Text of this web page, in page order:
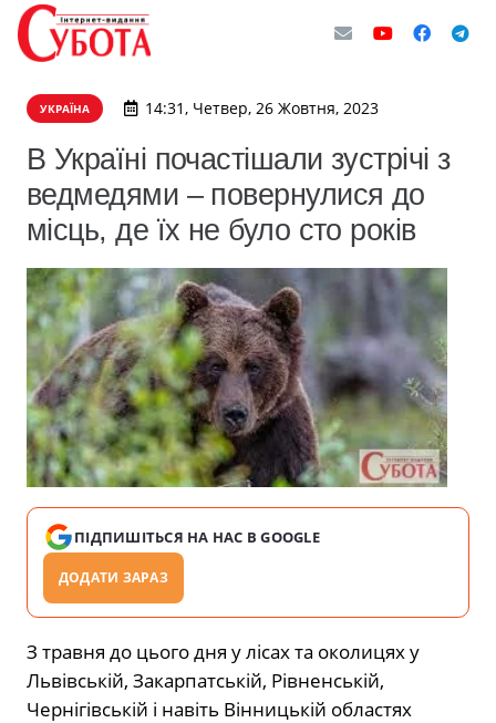
УКРАЇНА 14:31, Четвер, 26 Жовтня, 2023
В Україні почастішали зустрічі з
ведмедями – повернулися до
місць, де їх не було сто років
ПІДПИШІТЬСЯ НА НАС В GOOGLE
ДОДАТИ ЗАРАЗ
З травня до цього дня у лісах та околицях у
Львівській, Закарпатській, Рівненській,
Чернігівській і навіть Вінницькій областях